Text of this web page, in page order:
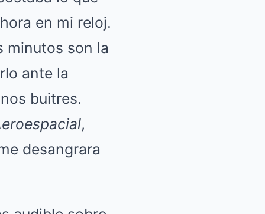
en mi reloj.
minutos son la
ante la
buitres.
,
desangrara